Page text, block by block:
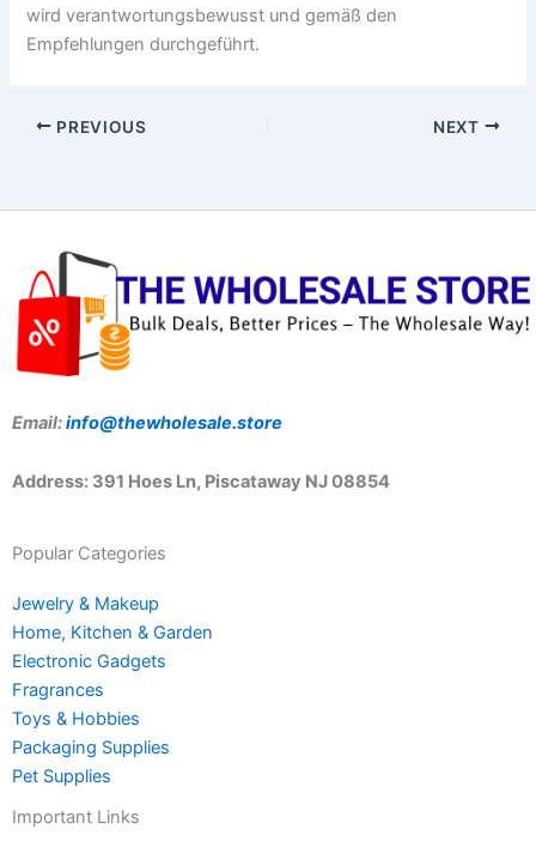
wird verantwortungsbewusst und gemäß den
Empfehlungen durchgeführt.
PREVIOUS NEXT
Email:info@thewholesale.store
Address: 391 Hoes Ln, Piscataway NJ 08854
Popular Categories
Jewelry & Makeup
Home, Kitchen & Garden
Electronic Gadgets
Fragrances
Toys & Hobbies
Packaging Supplies
Pet Supplies
Important Links